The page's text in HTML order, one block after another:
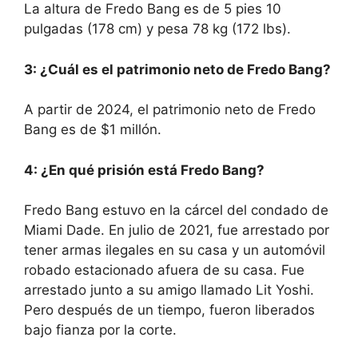
La altura de Fredo Bang es de 5 pies 10
pulgadas (178 cm) y pesa 78 kg (172 lbs).
3: ¿Cuál es el patrimonio neto de Fredo Bang?
A partir de 2024, el patrimonio neto de Fredo
Bang es de $1 millón.
4: ¿En qué prisión está Fredo Bang?
Fredo Bang estuvo en la cárcel del condado de
Miami Dade. En julio de 2021, fue arrestado por
tener armas ilegales en su casa y un automóvil
robado estacionado afuera de su casa. Fue
arrestado junto a su amigo llamado Lit Yoshi.
Pero después de un tiempo, fueron liberados
bajo fianza por la corte.